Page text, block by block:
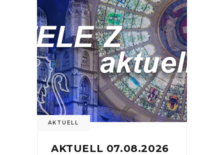
AKTUELL
AKTUELL 07.08.2026